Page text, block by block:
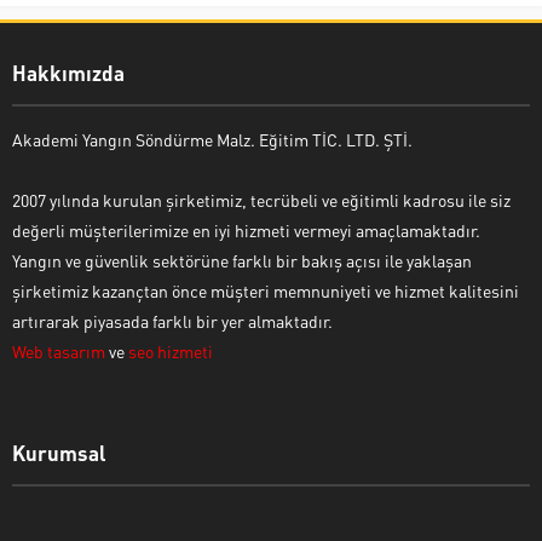
Hakkımızda
Akademi Yangın Söndürme Malz. Eğitim TİC. LTD. ŞTİ.
2007 yılında kurulan şirketimiz, tecrübeli ve eğitimli kadrosu ile siz
değerli müşterilerimize en iyi hizmeti vermeyi amaçlamaktadır.
Yangın ve güvenlik sektörüne farklı bir bakış açısı ile yaklaşan
şirketimiz kazançtan önce müşteri memnuniyeti ve hizmet kalitesini
artırarak piyasada farklı bir yer almaktadır.
Web tasarım ve seo hizmeti
Kurumsal